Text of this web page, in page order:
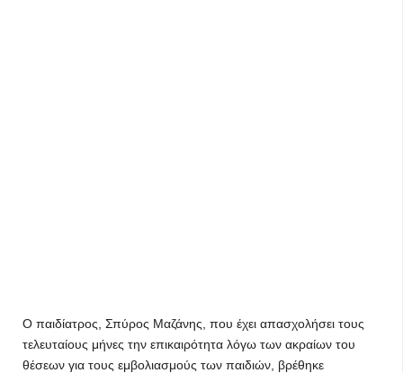
Ο παιδίατρος, Σπύρος Μαζάνης, που έχει απασχολήσει τους
τελευταίους μήνες την επικαιρότητα λόγω των ακραίων του
θέσεων για τους εμβολιασμούς των παιδιών, βρέθηκε